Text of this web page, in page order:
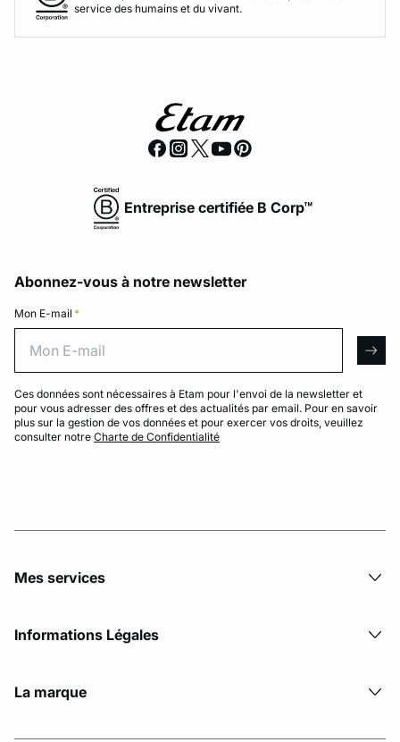
service des humains et du vivant.
Entreprise certifiée B Corp™
Abonnez-vous à notre newsletter
Mon E-mail *
Ces données sont nécessaires à Etam pour l'envoi de la newsletter et
pour vous adresser des offres et des actualités par email. Pour en savoir
plus sur la gestion de vos données et pour exercer vos droits, veuillez
consulter notre Charte de Confidentialité
Mes services
Informations Légales
La marque